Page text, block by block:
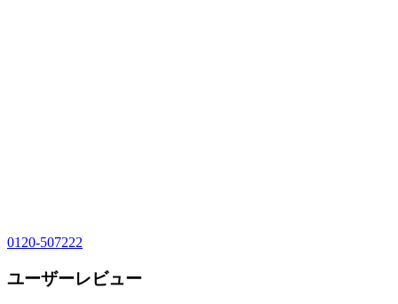
0120-507222
ユーザーレビュー